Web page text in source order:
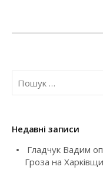
n
a
i
П
кНедавні записи
Гладчук Вадим
Гроза на